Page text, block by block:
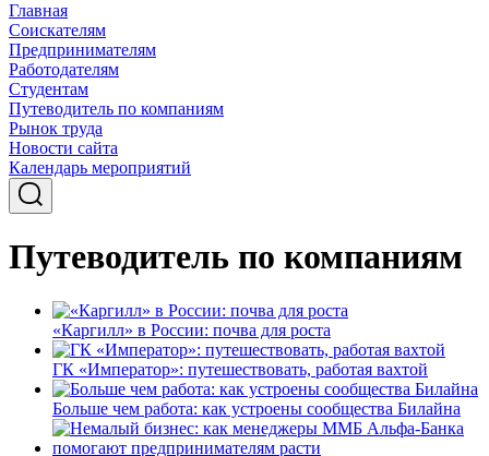
Главная
Соискателям
Предпринимателям
Работодателям
Студентам
Путеводитель по компаниям
Рынок труда
Новости сайта
Календарь мероприятий
Путеводитель по компаниям
«Каргилл» в России: почва для роста
ГК «Император»: путешествовать, работая вахтой
Больше чем работа: как устроены сообщества Билайна